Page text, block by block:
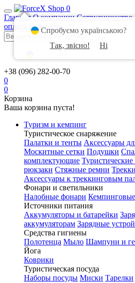
0
Главная О компании Сотрудничество
оплата
Контакты
+38 (096) 282-00-70
0
0
Корзина
Ваша корзина пуста!
Туризм и кемпинг
Туристическое снаряжение
Палатки и тенты Аксессуары
Москитные сетки Подушки
комплектующие
рюкзаки Стяжные ремни
Аксессуары к треккинговым
Фонари и светильники
Налобные фонари
Источники питания
Аккумуляторы и батарейки
аккумуляторам Зарядные
Средства гигиены
Полотенца Мыло Шампуни и
Йога
Коврики
Туристическая посуда
Наборы посуды Миски Тарелки
Спробуємо українською?
Так, звісно!
Ні